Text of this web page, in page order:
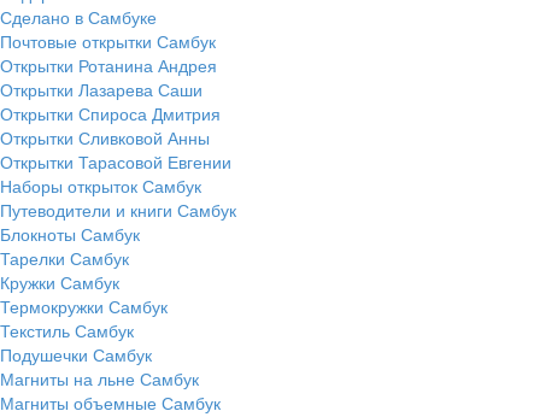
Сделано в Самбуке
Почтовые открытки Самбук
Открытки Ротанина Андрея
Открытки Лазарева Саши
Открытки Спироса Дмитрия
Открытки Сливковой Анны
Открытки Тарасовой Евгении
Наборы открыток Самбук
Путеводители и книги Самбук
Блокноты Самбук
Тарелки Самбук
Кружки Самбук
Термокружки Самбук
Текстиль Самбук
Подушечки Самбук
Магниты на льне Самбук
Магниты объемные Самбук